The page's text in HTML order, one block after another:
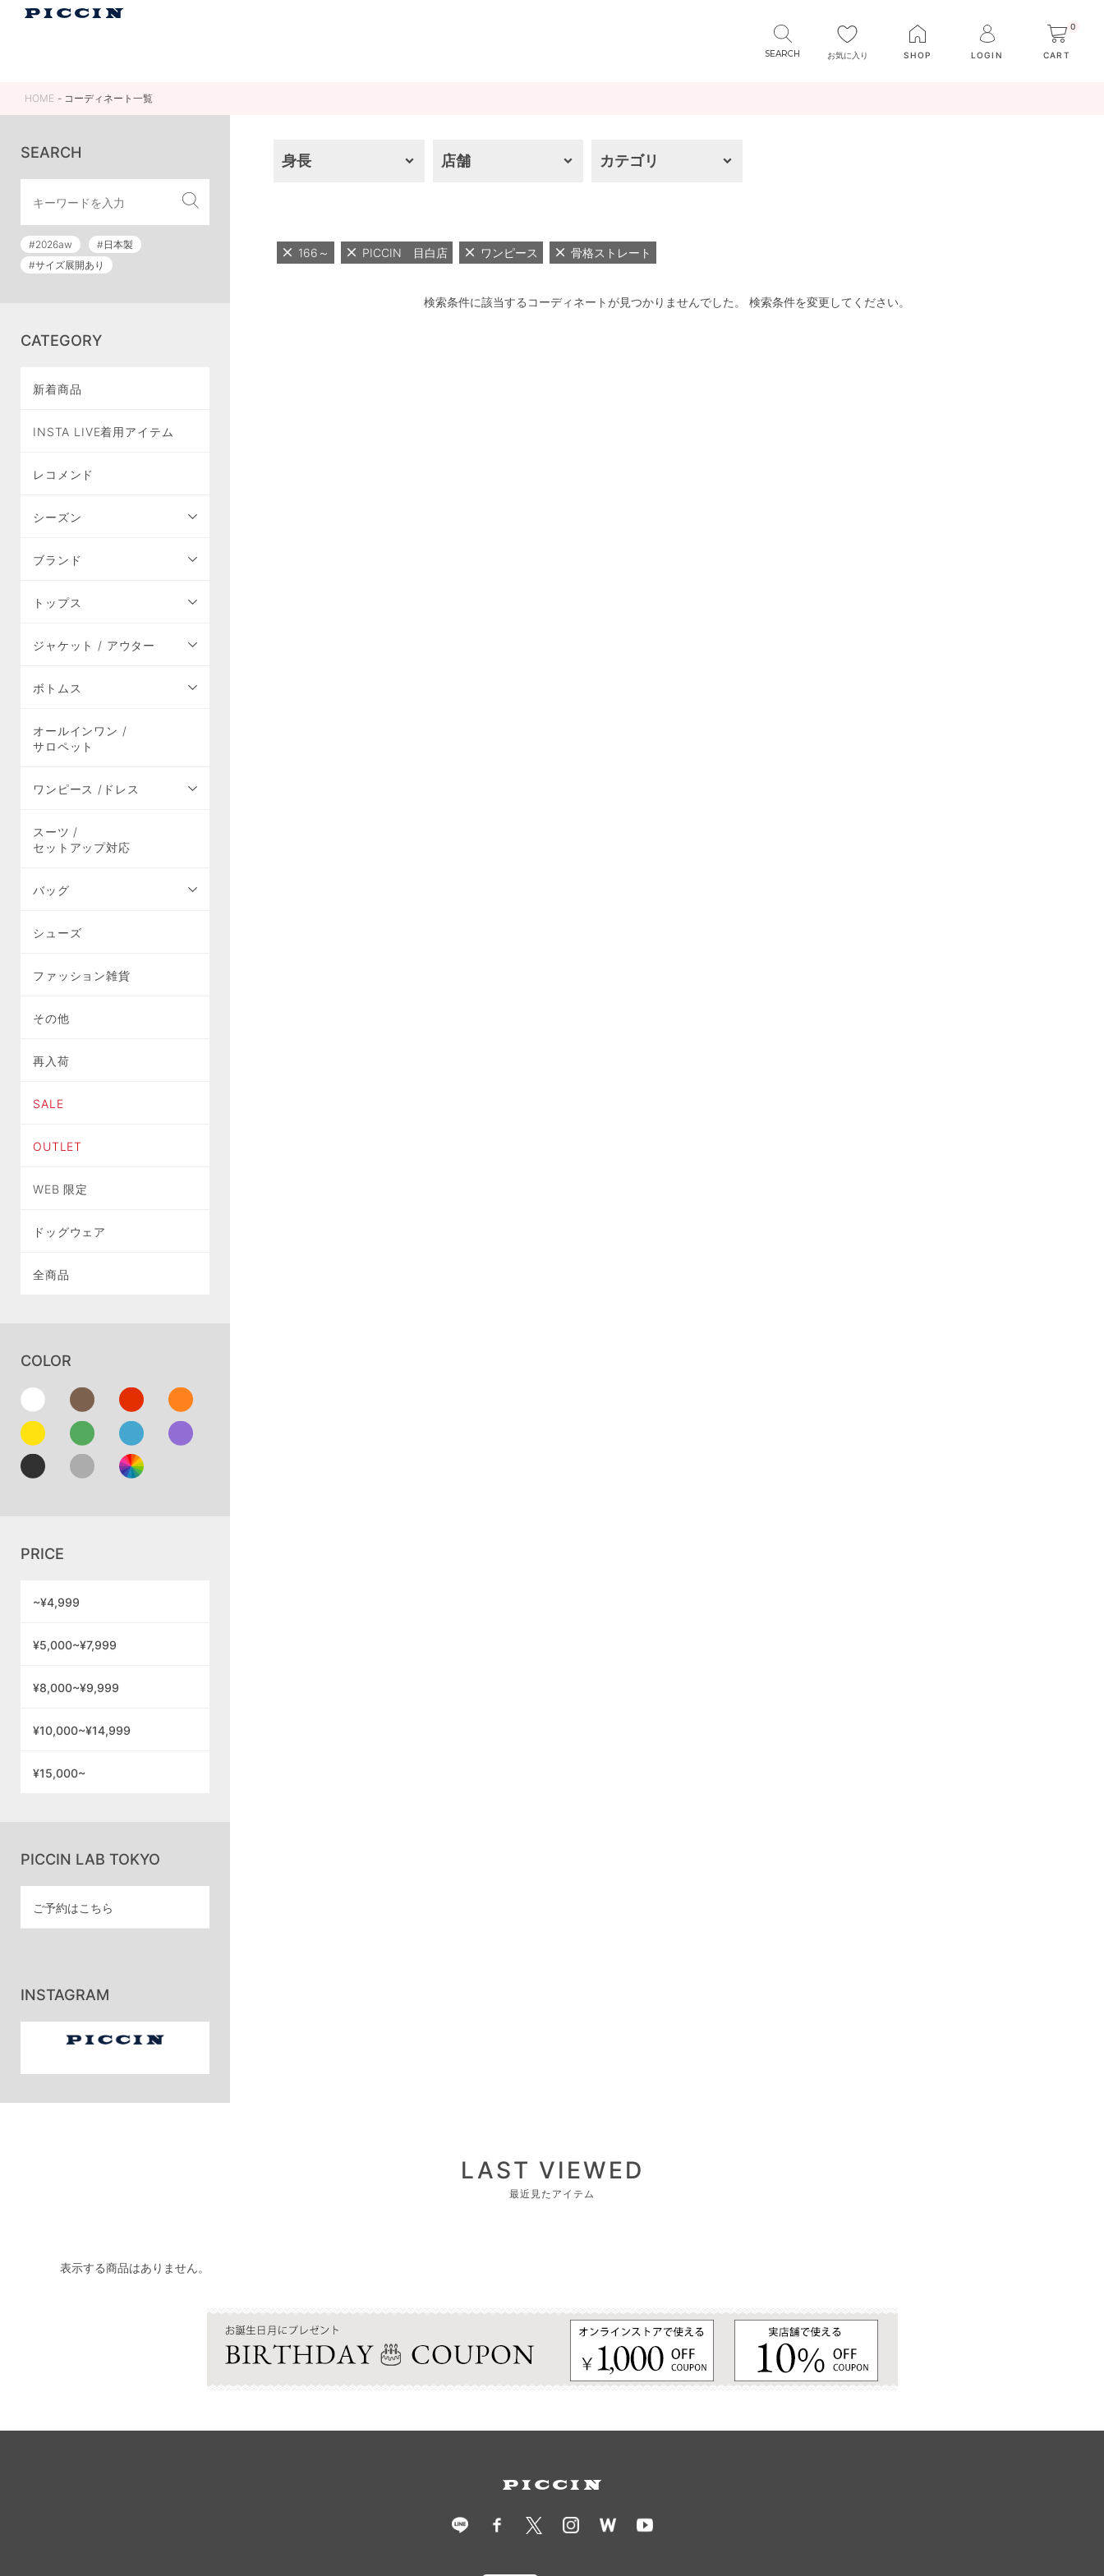
お気に入り SHOP LOGIN
0
CART
HOME コーディネート一覧
SEARCH
#2026aw
#日本製
#サイズ展開あり
CATEGORY
新着商品
INSTA LIVE着用アイテム
レコメンド
シーズン
ブランド
トップス
ジャケット / アウター
ボトムス
オールインワン /
サロペット
ワンピース /ドレス
スーツ /
セットアップ対応
バッグ
シューズ
ファッション雑貨
その他
再入荷
SALE
OUTLET
WEB 限定
ドッグウェア
全商品
COLOR
PRICE
~¥4,999
¥5,000~¥7,999
¥8,000~¥9,999
¥10,000~¥14,999
¥15,000~
PICCIN LAB TOKYO
ご予約はこちら
INSTAGRAM
身長 店舗 カテゴリ
166～ PICCIN 目白店 ワンピース 骨格ストレート
検索条件に該当するコーディネートが見つかりませんでした。 検索条件を変更してください。
LAST VIEWED
最近見たアイテム
表示する商品はありません。